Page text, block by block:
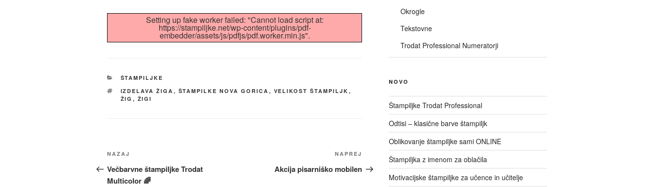
Setting up fake worker failed: "Cannot load script at:
https://stampiljke.net/wp-content/plugins/pdf-
embedder/assets/js/pdfjs/pdf.worker.min.js".
KATEGORIJE
ŠTAMPILJKE
OZNAKE
IZDELAVA ŽIGA , ŠTAMPILKE NOVA GORICA , VELIKOST ŠTAMPILJK ,
ŽIG , ŽIGI
Navigacija
prispevka
Prejšnji
prispevek
NAZAJ
Večbarvne štampiljke Trodat
Multicolor 🌈
Naslednji
prispevek
NAPREJ
Akcija pisarniško mobilen
Okrogle
Tekstovne
Trodat Professional Numeratorji
NOVO
Štampiljke Trodat Professional
Odtisi – klasične barve štampiljk
Oblikovanje štampiljke sami ONLINE
Štampiljka z imenom za oblačila
Motivacijske štampiljke za učence in učitelje